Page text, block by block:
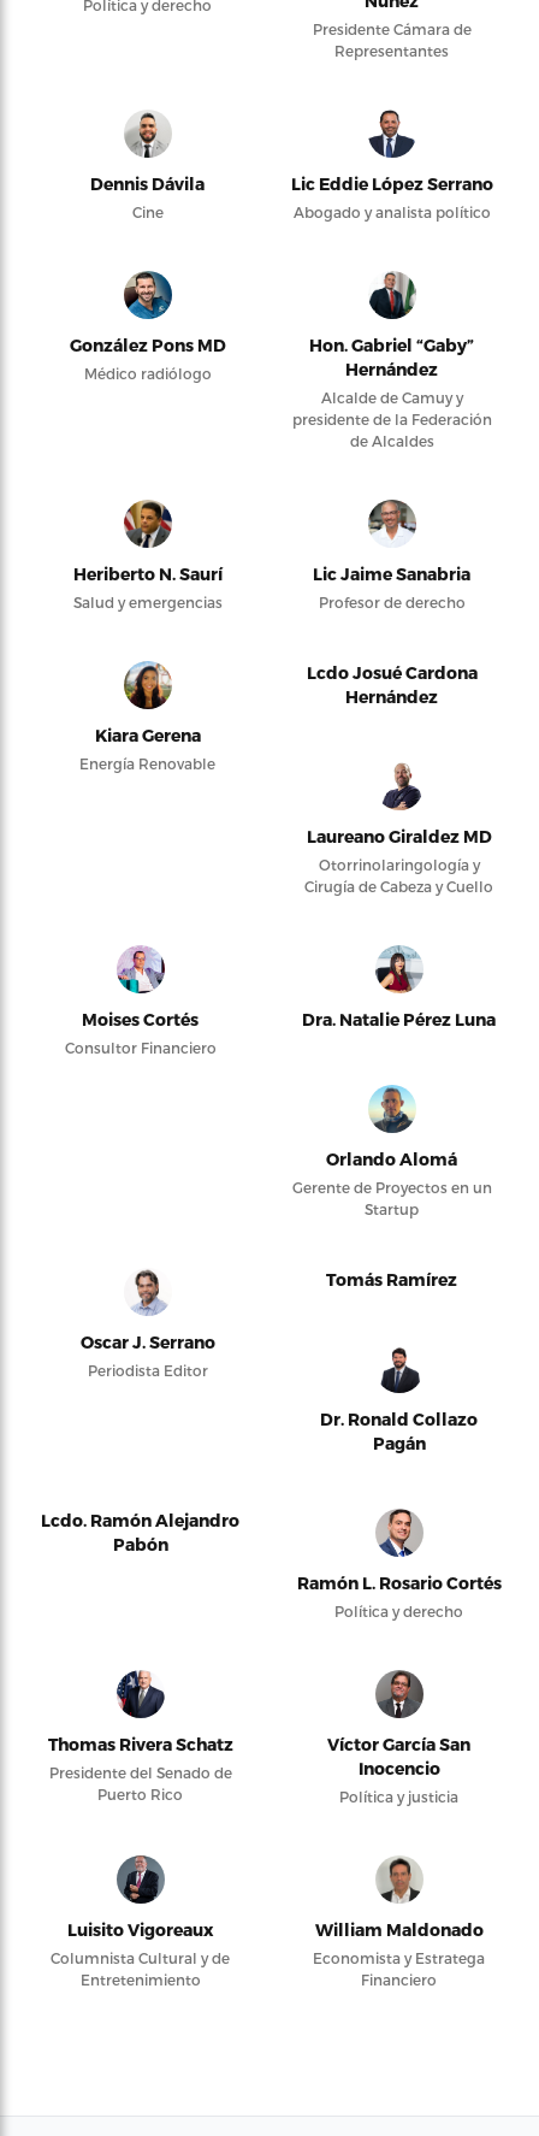
Política y derecho
Presidente Cámara de
Representantes
Dennis Dávila
Cine
Lic Eddie López Serrano
Abogado y analista político
González Pons MD
Médico radiólogo
Hon. Gabriel “Gaby”
Hernández
Alcalde de Camuy y
presidente de la Federación
de Alcaldes
Heriberto N. Saurí
Salud y emergencias
Lic Jaime Sanabria
Profesor de derecho
Kiara Gerena
Energía Renovable
Lcdo Josué Cardona
Hernández
Laureano Giraldez MD
Otorrinolaringología y
Cirugía de Cabeza y Cuello
Moises Cortés
Consultor Financiero
Dra. Natalie Pérez Luna
Orlando Alomá
Gerente de Proyectos en un
Startup
Oscar J. Serrano
Periodista Editor
Tomás Ramírez
Dr. Ronald Collazo
Pagán
Lcdo. Ramón Alejandro
Pabón
Ramón L. Rosario Cortés
Política y derecho
Thomas Rivera Schatz
Presidente del Senado de
Puerto Rico
Víctor García San
Inocencio
Política y justicia
Luisito Vigoreaux
Columnista Cultural y de
Entretenimiento
William Maldonado
Economista y Estratega
Financiero